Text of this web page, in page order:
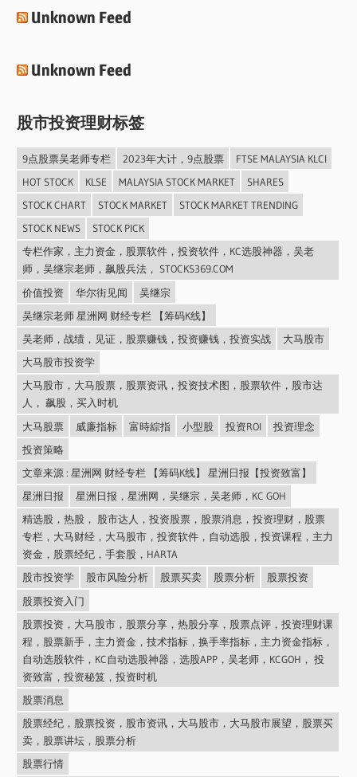
Unknown Feed
Unknown Feed
股市投资理财标签
9点股票吴老师专栏 2023年大计，9点股票
FTSE MALAYSIA KLCI
HOT STOCK
KLSE MALAYSIA STOCK MARKET
SHARES
STOCK CHART
STOCK MARKET
STOCK MARKET TRENDING
STOCK NEWS
STOCK PICK
专栏作家，主力资金，股票软件，投资软件，KC选股神器，吴老
师，吴继宗老师，飙股兵法， STOCKS369.COM
价值投资
华尔街见闻
吴继宗
吴继宗老师 星洲网 财经专栏 【筹码K线】
吴老师，战绩，见证，股票赚钱，投资赚钱，投资实战
大马股市
大马股市投资学
大马股市，大马股票，股票资讯，投资技术图，股票软件，股市达
人， 飙股，买入时机
大马股票
威廉指标 富時綜指 小型股 投资ROI
投资理念
投资策略
文章来源 : 星洲网 财经专栏 【筹码K线】 星洲日报【投资致富】
星洲日报
星洲日报，星洲网，吴继宗，吴老师，KC GOH
精选股，热股， 股市达人，投资股票，股票消息，投资理财，股票
专栏，大马财经，大马股市，投资软件，自动选股，投资课程，主力
资金，股票经纪，手套股，HARTA
股市投资学
股市风险分析 股票买卖 股票分析
股票投资
股票投资入门
股票投资，大马股市，股票分享，热股分享，股票点评，投资理财课
程，股票新手，主力资金，技术指标，换手率指标，主力资金指标，
自动选股软件，KC自动选股神器，选股APP，吴老师，KCGOH， 投
资致富，投资秘笈，投资时机
股票消息
股票经纪，股票投资，股市资讯，大马股市，大马股市展望，股票买
卖，股票讲坛，股票分析
股票行情